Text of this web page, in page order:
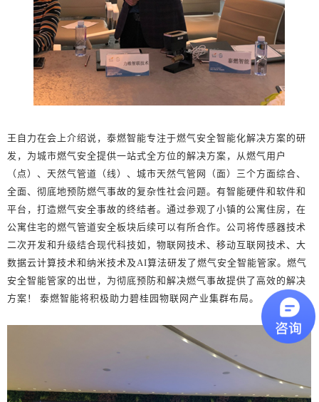
王自力在会上介绍说，泰燃智能专注于燃气安全智能化解决方案的研
发，为城市燃气安全提供一站式全方位的解决方案，从燃气用户
（点）、天然气管道（线）、城市天然气管网（面）三个方面综合、
全面、彻底地预防燃气事故的复杂性社会问题。有智能硬件和软件和
平台，打造燃气安全事故的终结者。通过参观了小镇的公寓住房，在
公寓住宅的燃气管道安全板块后续可以有所合作。公司将传感器技术
二次开发和升级结合现代科技如，物联网技术、移动互联网技术、大
数据云计算技术和纳米技术及AI算法研发了燃气安全智能管家。燃气
安全智能管家的出世，为彻底预防和解决燃气事故提供了高效的解决
方案！ 泰燃智能将积极助力碧桂园物联网产业集群布局。